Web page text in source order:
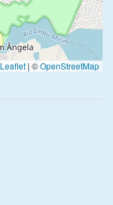
Leaflet | ©OpenStreetMap